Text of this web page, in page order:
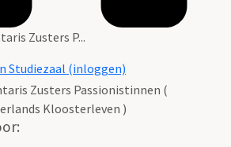
Zusters P...
Studiezaal (inloggen)
Zusters Passionistinnen (
Kloosterleven )